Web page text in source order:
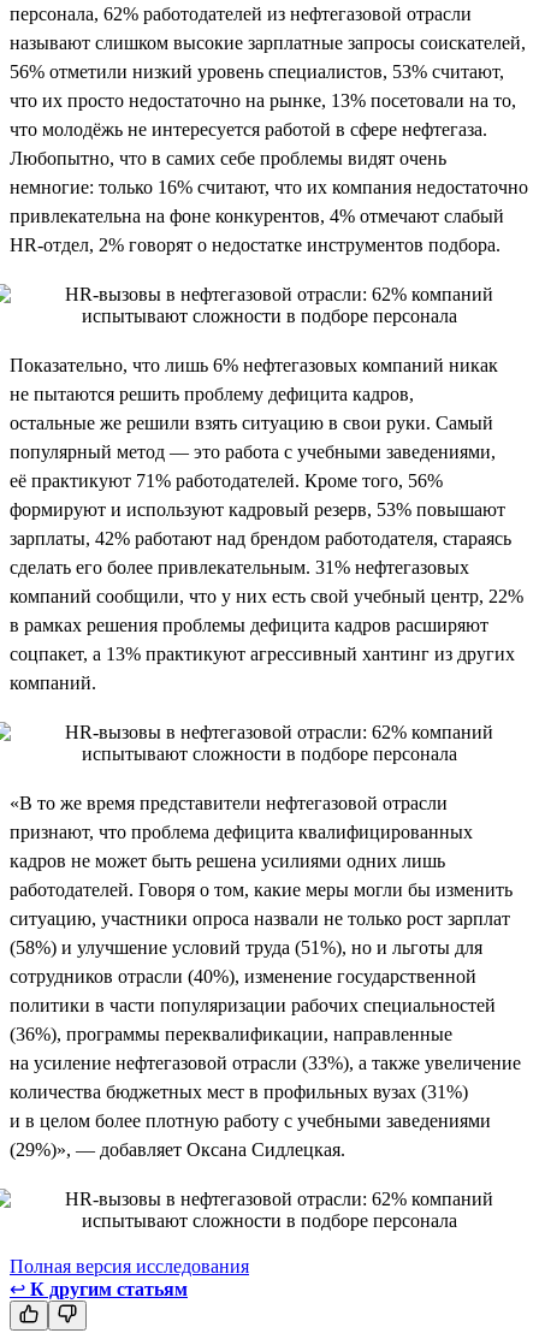
персонала, 62% работодателей из нефтегазовой отрасли
называют слишком высокие зарплатные запросы соискателей,
56% отметили низкий уровень специалистов, 53% считают,
что их просто недостаточно на рынке, 13% посетовали на то,
что молодёжь не интересуется работой в сфере нефтегаза.
Любопытно, что в самих себе проблемы видят очень
немногие: только 16% считают, что их компания недостаточно
привлекательна на фоне конкурентов, 4% отмечают слабый
HR-отдел, 2% говорят о недостатке инструментов подбора.
Показательно, что лишь 6% нефтегазовых компаний никак
не пытаются решить проблему дефицита кадров,
остальные же решили взять ситуацию в свои руки. Самый
популярный метод — это работа с учебными заведениями,
её практикуют 71% работодателей. Кроме того, 56%
формируют и используют кадровый резерв, 53% повышают
зарплаты, 42% работают над брендом работодателя, стараясь
сделать его более привлекательным. 31% нефтегазовых
компаний сообщили, что у них есть свой учебный центр, 22%
в рамках решения проблемы дефицита кадров расширяют
соцпакет, а 13% практикуют агрессивный хантинг из других
компаний.
«В то же время представители нефтегазовой отрасли
признают, что проблема дефицита квалифицированных
кадров не может быть решена усилиями одних лишь
работодателей. Говоря о том, какие меры могли бы изменить
ситуацию, участники опроса назвали не только рост зарплат
(58%) и улучшение условий труда (51%), но и льготы для
сотрудников отрасли (40%), изменение государственной
политики в части популяризации рабочих специальностей
(36%), программы переквалификации, направленные
на усиление нефтегазовой отрасли (33%), а также увеличение
количества бюджетных мест в профильных вузах (31%)
и в целом более плотную работу с учебными заведениями
(29%)», — добавляет Оксана Сидлецкая.
Полная версия исследования
↩ К другим статьям